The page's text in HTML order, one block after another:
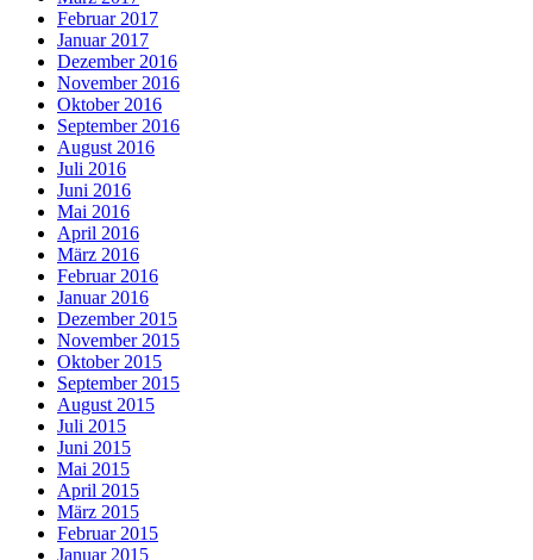
Februar 2017
Januar 2017
Dezember 2016
November 2016
Oktober 2016
September 2016
August 2016
Juli 2016
Juni 2016
Mai 2016
April 2016
März 2016
Februar 2016
Januar 2016
Dezember 2015
November 2015
Oktober 2015
September 2015
August 2015
Juli 2015
Juni 2015
Mai 2015
April 2015
März 2015
Februar 2015
Januar 2015